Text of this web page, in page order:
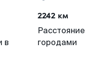
в
2242 км
городами